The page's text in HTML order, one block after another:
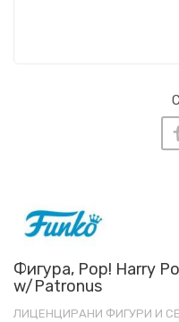
Фигура, Pop! Harry
w/Patronus
ЛИЦЕНЦИРАНИ ФИГУРИ И